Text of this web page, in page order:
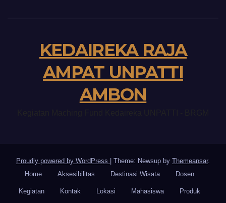
KEDAIREKA RAJA
AMPAT UNPATTI
AMBON
Proudly powered by WordPress Theme: Newsup by Themeansar.
Home
Aksesibilitas Destinasi Wisata Dosen
Kegiatan Kontak Lokasi Mahasiswa Produk